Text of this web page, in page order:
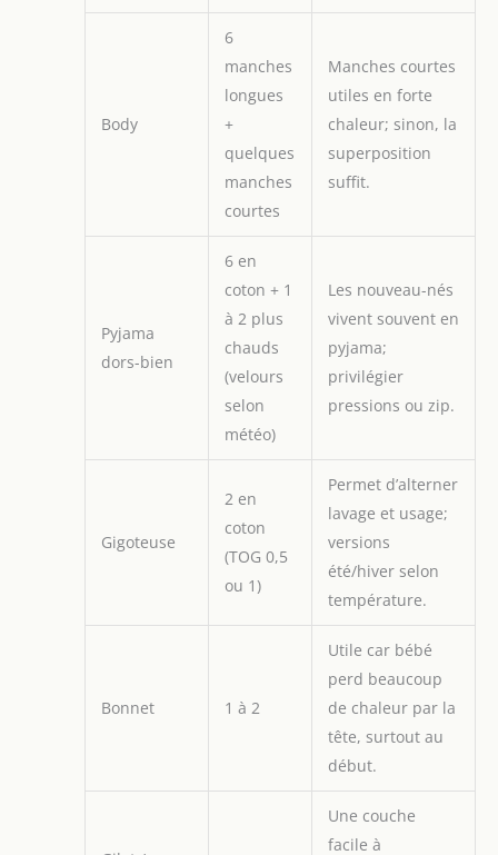
Body
6
manches
longues
+
quelques
manches
courtes
Manches courtes
utiles en forte
chaleur; sinon, la
superposition
suffit.
Pyjama
dors-bien
6 en
coton + 1
à 2 plus
chauds
(velours
selon
météo)
Les nouveau-nés
vivent souvent en
pyjama;
privilégier
pressions ou zip.
Gigoteuse
2 en
coton
(TOG 0,5
ou 1)
Permet d’alterner
lavage et usage;
versions
été/hiver selon
température.
Bonnet 1 à 2
Utile car bébé
perd beaucoup
de chaleur par la
tête, surtout au
début.
Une couche
facile à